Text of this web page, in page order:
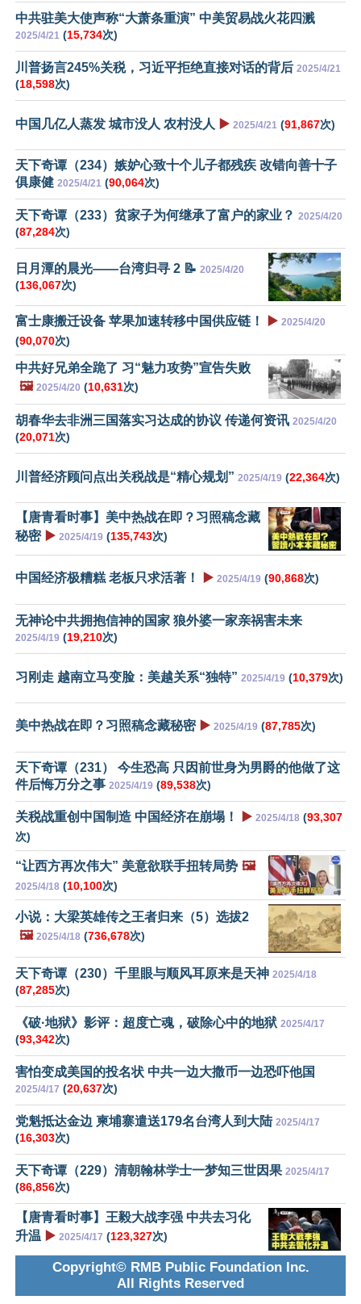
中共驻美大使声称“大萧条重演” 中美贸易战火花四溅
2025/4/21 (15,734次)
川普扬言245%关税，习近平拒绝直接对话的背后 2025/4/21
(18,598次)
中国几亿人蒸发 城市没人 农村没人 ▶️ 2025/4/21 (91,867次)
天下奇谭（234）嫉妒心致十个儿子都残疾 改错向善十子
俱康健 2025/4/21 (90,064次)
天下奇谭（233）贫家子为何继承了富户的家业？ 2025/4/20
(87,284次)
日月潭的晨光——台湾归寻 2 📝 2025/4/20
(136,067次)
富士康搬迁设备 苹果加速转移中国供应链！ ▶️ 2025/4/20
(90,070次)
中共好兄弟全跪了 习“魅力攻势”宣告失败
🖼️ 2025/4/20 (10,631次)
胡春华去非洲三国落实习达成的协议 传递何资讯 2025/4/20
(20,071次)
川普经济顾问点出关税战是“精心规划” 2025/4/19 (22,364次)
【唐青看时事】美中热战在即？习照稿念藏
秘密 ▶️ 2025/4/19 (135,743次)
中国经济极糟糕 老板只求活著！ ▶️ 2025/4/19 (90,868次)
无神论中共拥抱信神的国家 狼外婆一家亲祸害未来
2025/4/19 (19,210次)
习刚走 越南立马变脸：美越关系“独特” 2025/4/19 (10,379次)
美中热战在即？习照稿念藏秘密 ▶️ 2025/4/19 (87,785次)
天下奇谭（231） 今生恐高 只因前世身为男爵的他做了这
件后悔万分之事 2025/4/19 (89,538次)
关税战重创中国制造 中国经济在崩塌！ ▶️ 2025/4/18 (93,307
次)
“让西方再次伟大” 美意欲联手扭转局势 🖼️
2025/4/18 (10,100次)
小说：大梁英雄传之王者归来（5）选拔2
🖼️ 2025/4/18 (736,678次)
天下奇谭（230）千里眼与顺风耳原来是天神 2025/4/18
(87,285次)
《破·地狱》影评：超度亡魂，破除心中的地狱 2025/4/17
(93,342次)
害怕变成美国的投名状 中共一边大撒币一边恐吓他国
2025/4/17 (20,637次)
党魁抵达金边 柬埔寨遣送179名台湾人到大陆 2025/4/17
(16,303次)
天下奇谭（229）清朝翰林学士一梦知三世因果 2025/4/17
(86,856次)
【唐青看时事】王毅大战李强 中共去习化
升温 ▶️ 2025/4/17 (123,327次)
Copyright© RMB Public Foundation Inc.
All Rights Reserved